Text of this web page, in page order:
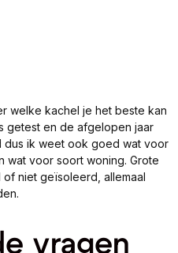
welke kachel je het beste kan
getest en de afgelopen jaar
ik weet ook goed wat voor
wat voor soort woning. Grote
niet geïsoleerd, allemaal
vragen